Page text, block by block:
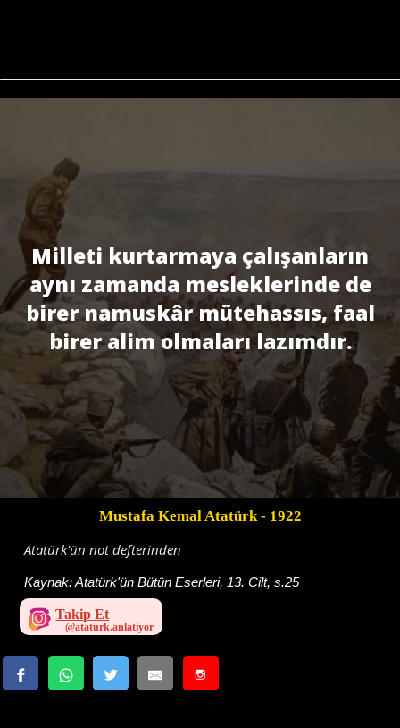
Milleti kurtarmaya çalışanların
aynı zamanda mesleklerinde de
birer namuskâr mütehassıs, faal
birer alim olmaları lazımdır.
Mustafa Kemal Atatürk- 1922
Atatürk'ün not defterinden
Kaynak:Atatürk'ün Bütün Eserleri, 13. Cilt, s.25
Takip Et